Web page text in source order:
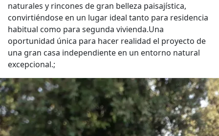
naturales y rincones de gran belleza paisajística,
convirtiéndose en un lugar ideal tanto para residencia
habitual como para segunda vivienda.Una
oportunidad única para hacer realidad el proyecto de
una gran casa independiente en un entorno natural
excepcional.;